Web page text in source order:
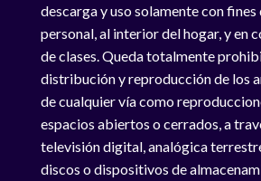
descarga y uso solamente con
personal, al interior del hogar, y en
de clases. Queda totalmente
distribución y reproducción de los
de cualquier vía como
espacios abiertos o cerrados, a
televisión digital, analógica
discos o dispositivos de